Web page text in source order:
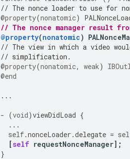
// The nonce loader to use for
@property(nonatomic)
// The nonce manager result
@property(nonatomic)
// The view in which a video
// simplification.
@property(nonatomic, weak)
@end
...
- (void)viewDidLoad {
...
self.nonceLoader .delegate =
[ self requestNonceManager];
}